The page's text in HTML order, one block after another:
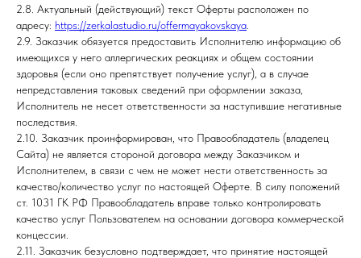
2.8. Актуальный (действующий) текст Оферты расположен по
адресу: https://zerkalastudio.ru/offermayakovskaya
2.9. Заказчик обязуется предоставить Исполнителю информацию об
имеющихся у него аллергических реакциях и общем состоянии
здоровья (если оно препятствует получение услуг), а в случае
непредставления таковых сведений при оформлении заказа,
Исполнитель не несет ответственности за наступившие негативные
последствия.
2.10. Заказчик проинформирован, что Правообладатель (владелец
Сайта) не является стороной договора между Заказчиком и
Исполнителем, в связи с чем не может нести ответственность за
качество/количество услуг по настоящей Оферте. В силу положений
ст. 1031 ГК РФ Правообладатель вправе только контролировать
качество услуг Пользователем на основании договора коммерческой
концессии.
2.11. Заказчик безусловно подтверждает, что принятие настоящей